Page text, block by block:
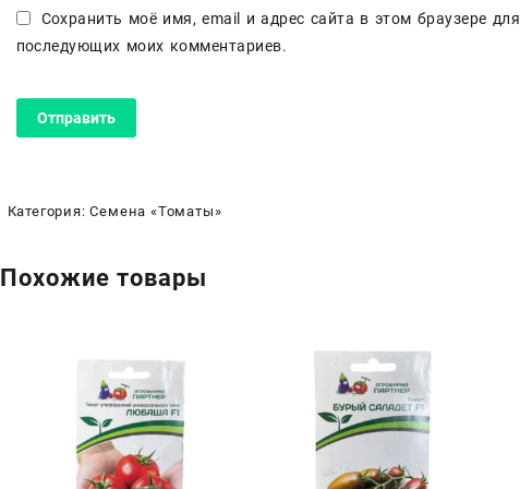
Сохранить моё имя, email и адрес сайта в этом браузере для
последующих моих комментариев.
Категория:Семена «Томаты»
Похожие товары